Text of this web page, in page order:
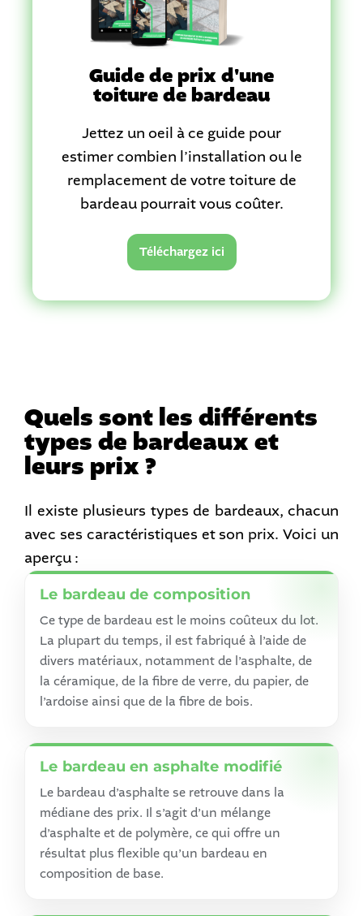
Guide de prix d'une
toiture de bardeau
Jettez un oeil à ce guide pour
estimer combien l’installation ou le
remplacement de votre toiture de
bardeau pourrait vous coûter.
Téléchargez ici
Quels sont les différents
types de bardeaux et
leurs prix ?
Il existe plusieurs types de bardeaux, chacun
avec ses caractéristiques et son prix. Voici un
aperçu :
Le bardeau de composition
Ce type de bardeau est le moins coûteux du lot.
La plupart du temps, il est fabriqué à l’aide de
divers matériaux, notamment de l’asphalte, de
la céramique, de la fibre de verre, du papier, de
l’ardoise ainsi que de la fibre de bois.
Le bardeau en asphalte modifié
Le bardeau d’asphalte se retrouve dans la
médiane des prix. Il s’agit d’un mélange
d’asphalte et de polymère, ce qui offre un
résultat plus flexible qu’un bardeau en
composition de base.